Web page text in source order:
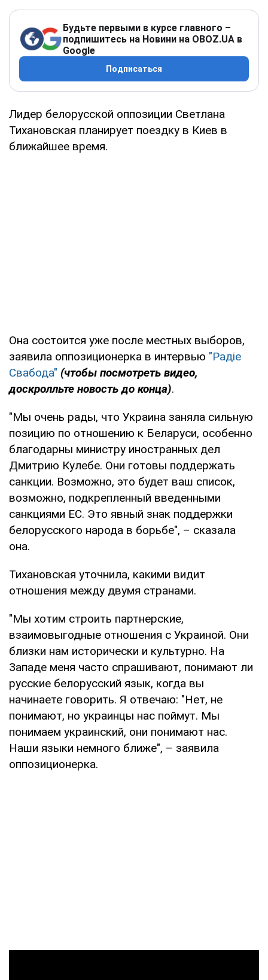
Будьте первыми в курсе главного –
подпишитесь на Новини на OBOZ.UA в
Google
Подписаться
Лидер белорусской оппозиции Светлана
Тихановская планирует поездку в Киев в
ближайшее время.
Она состоится уже после местных выборов,
заявила оппозиционерка в интервью "Радіе
Свабода" (чтобы посмотреть видео,
доскролльте новость до конца).
"Мы очень рады, что Украина заняла сильную
позицию по отношению к Беларуси, особенно
благодарны министру иностранных дел
Дмитрию Кулебе. Они готовы поддержать
санкции. Возможно, это будет ваш список,
возможно, подкрепленный введенными
санкциями ЕС. Это явный знак поддержки
белорусского народа в борьбе", – сказала
она.
Тихановская уточнила, какими видит
отношения между двумя странами.
"Мы хотим строить партнерские,
взаимовыгодные отношения с Украиной. Они
близки нам исторически и культурно. На
Западе меня часто спрашивают, понимают ли
русские белорусский язык, когда вы
начинаете говорить. Я отвечаю: "Нет, не
понимают, но украинцы нас поймут. Мы
понимаем украинский, они понимают нас.
Наши языки немного ближе", – заявила
оппозиционерка.